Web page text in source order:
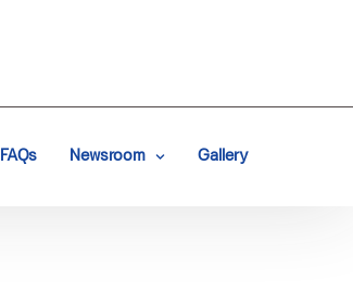
FAQs Newsroom Gallery